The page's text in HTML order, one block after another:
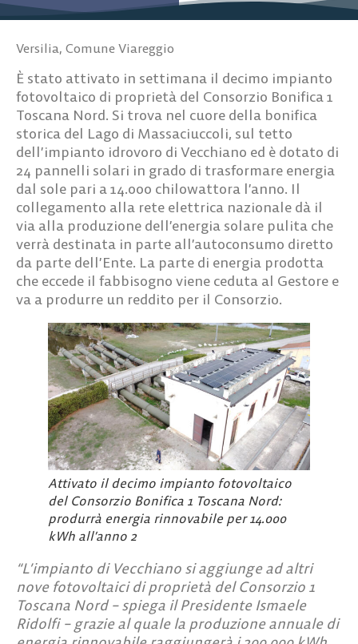
Versilia, Comune Viareggio
È stato attivato in settimana il decimo impianto
fotovoltaico di proprietà del Consorzio Bonifica 1
Toscana Nord. Si trova nel cuore della bonifica
storica del Lago di Massaciuccoli, sul tetto
dell’impianto idrovoro di Vecchiano ed è dotato di
24 pannelli solari in grado di trasformare energia
dal sole pari a 14.000 chilowattora l’anno. Il
collegamento alla rete elettrica nazionale dà il
via alla produzione dell’energia solare pulita che
verrà destinata in parte all’autoconsumo diretto
da parte dell’Ente. La parte di energia prodotta
che eccede il fabbisogno viene ceduta al Gestore e
va a produrre un reddito per il Consorzio.
Attivato il decimo impianto fotovoltaico
del Consorzio Bonifica 1 Toscana Nord:
produrrà energia rinnovabile per 14.000
kWh all’anno 2
“L’impianto di Vecchiano si aggiunge ad altri
nove fotovoltaici di proprietà del Consorzio 1
Toscana Nord – spiega il Presidente Ismaele
Ridolfi – grazie al quale la produzione annuale di